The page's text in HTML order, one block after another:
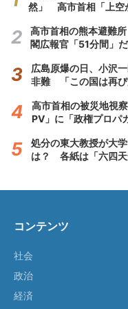
然」 高市首相「上空
高市首相の熊本避難
閣広報官「51分間」
広島原爆の日、小沢
非難 「この国は再び
高市首相の被災地視
PV」に「政権プロパ
処分の東大教授が大
は？ 各紙は「六四天
コンテンツ
社会
政治
経済